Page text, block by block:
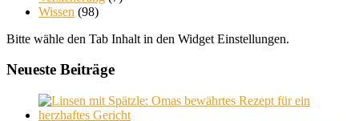
Wissen (98)
Bitte wähle den Tab Inhalt in den Widget Einstellungen.
Neueste Beiträge